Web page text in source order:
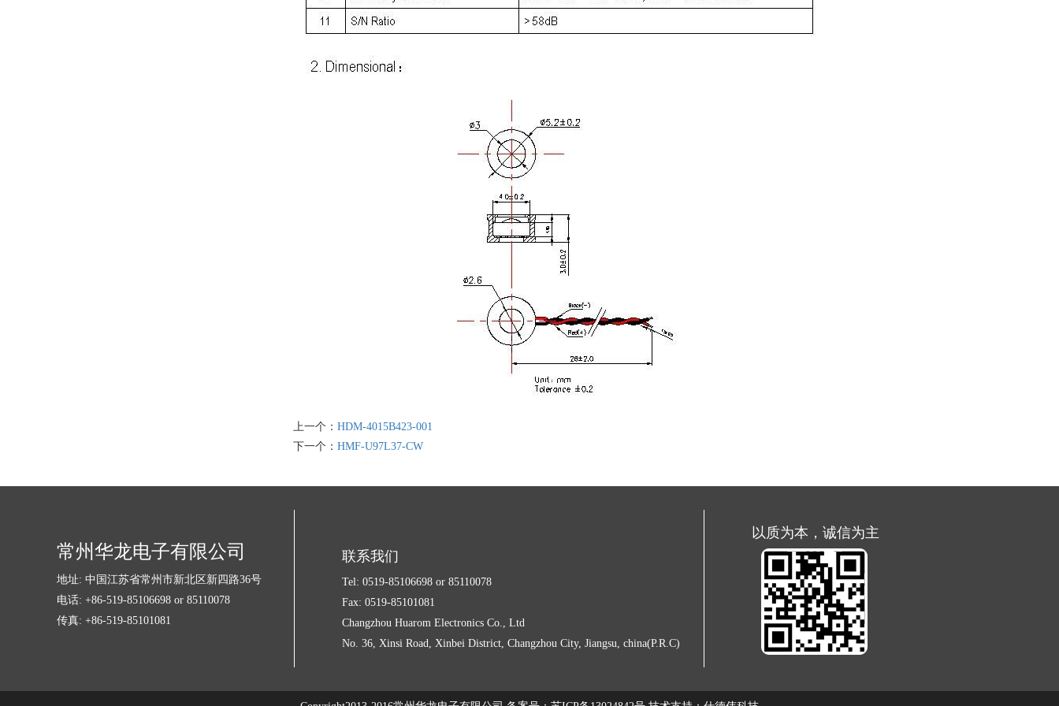
上一个： HDM-4015B423-001
下一个： HMF-U97L37-CW
常州华龙电子有限公司
地址: 中国江苏省常州市新北区新四路36号
电话: +86-519-85106698 or 85110078
传真: +86-519-85101081
联系我们
Tel: 0519-85106698 or 85110078
Fax: 0519-85101081
Changzhou Huarom Electronics Co., Ltd
No. 36, Xinsi Road, Xinbei District, Changzhou City, Jiangsu, china(P.R.C)
以质为本，诚信为主